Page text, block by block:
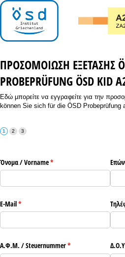
ΠΡΟΣΟΜΟΙΩΣΗ ΕΞΕΤΑΣΗΣ
PROBEPRÜFUNG ÖSD KID
Εδώ μπορείτε να εγγραφείτε για την
können Sie sich für die ÖSD Probeprüfung
Όνομα /​ Vorname*
(υποχρεωτικό)
E-Mail*
(υποχρεωτικό)
Α.Φ.Μ. /​ Steuernummer*
(υποχρεωτικό)